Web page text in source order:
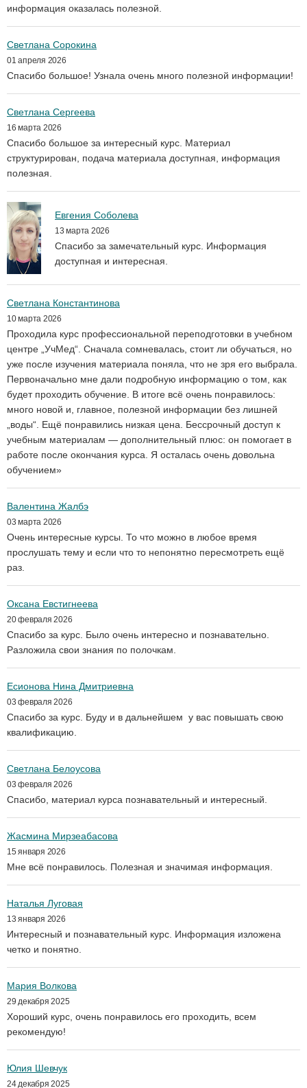
информация оказалась полезной.
Светлана Сорокина
01 апреля 2026
Спасибо большое! Узнала очень много полезной информации!
Светлана Сергеева
16 марта 2026
Спасибо большое за интересный курс. Материал
структурирован, подача материала доступная, информация
полезная.
Евгения Соболева
13 марта 2026
Спасибо за замечательный курс. Информация
доступная и интересная.
Светлана Константинова
10 марта 2026
Проходила курс профессиональной переподготовки в учебном
центре „УчМед“. Сначала сомневалась, стоит ли обучаться, но
уже после изучения материала поняла, что не зря его выбрала.
Первоначально мне дали подробную информацию о том, как
будет проходить обучение. В итоге всё очень понравилось:
много новой и, главное, полезной информации без лишней
„воды“. Ещё понравились низкая цена. Бессрочный доступ к
учебным материалам — дополнительный плюс: он помогает в
работе после окончания курса. Я осталась очень довольна
обучением»
Валентина Жалбэ
03 марта 2026
Очень интересные курсы. То что можно в любое время
прослушать тему и если что то непонятно пересмотреть ещё
раз.
Оксана Евстигнеева
20 февраля 2026
Спасибо за курс. Было очень интересно и познавательно.
Разложила свои знания по полочкам.
Есионова Нина Дмитриевна
03 февраля 2026
Спасибо за курс. Буду и в дальнейшем у вас повышать свою
квалификацию.
Светлана Белоусова
03 февраля 2026
Спасибо, материал курса познавательный и интересный.
Жасмина Мирзеабасова
15 января 2026
Мне всё понравилось. Полезная и значимая информация.
Наталья Луговая
13 января 2026
Интересный и познавательный курс. Информация изложена
четко и понятно.
Мария Волкова
29 декабря 2025
Хороший курс, очень понравилось его проходить, всем
рекомендую!
Юлия Шевчук
24 декабря 2025